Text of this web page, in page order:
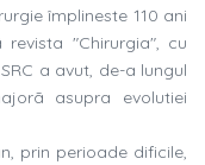
împlineste 110 ani
"Chirurgia", cu
a avut, de-a lungul
asupra evolutiei
prin perioade dificile,